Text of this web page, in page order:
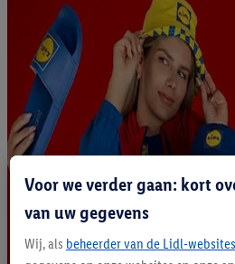
Voor we verder gaan: kort
van uw gegevens
Wij, als beheerder van de Lidl-